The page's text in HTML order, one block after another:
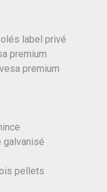
label privé
premium
premium
galvanisé
pellets